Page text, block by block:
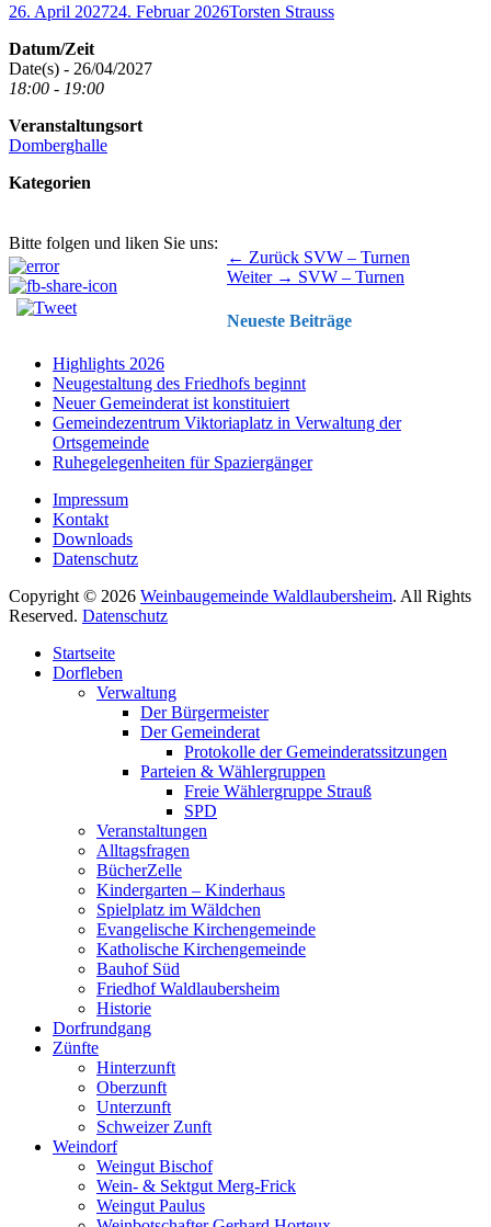
Veröffentlicht
26. April 202724. Februar 2026Autor
Torsten Strauss
Datum/Zeit
Date(s) - 26/04/2027
18:00 - 19:00
Veranstaltungsort
Domberghalle
Kategorien
Bitte folgen und liken Sie uns:
Beitragsnavigation ← Zurück Vorhergehender
Beitrag:
SVW – Turnen
Weiter → Nächster
SVW – Turnen
Neueste Beiträge
Highlights 2026
Neugestaltung des Friedhofs beginnt
Neuer Gemeinderat ist konstituiert
Gemeindezentrum Viktoriaplatz in Verwaltung der
Ortsgemeinde
Ruhegelegenheiten für Spaziergänger
Impressum
Kontakt
Downloads
Datenschutz
Copyright © 2026 Weinbaugemeinde Waldlaubersheim. All Rights
Reserved. Datenschutz
oben
scrollen
Startseite
Dorfleben
Verwaltung
Der Bürgermeister
Der Gemeinderat
Protokolle der Gemeinderatssitzungen
Parteien & Wählergruppen
Freie Wählergruppe Strauß
SPD
Veranstaltungen
Alltagsfragen
BücherZelle
Kindergarten – Kinderhaus
Spielplatz im Wäldchen
Evangelische Kirchengemeinde
Katholische Kirchengemeinde
Bauhof Süd
Friedhof Waldlaubersheim
Historie
Dorfrundgang
Zünfte
Hinterzunft
Oberzunft
Unterzunft
Schweizer Zunft
Weindorf
Weingut Bischof
Wein- & Sektgut Merg-Frick
Weingut Paulus